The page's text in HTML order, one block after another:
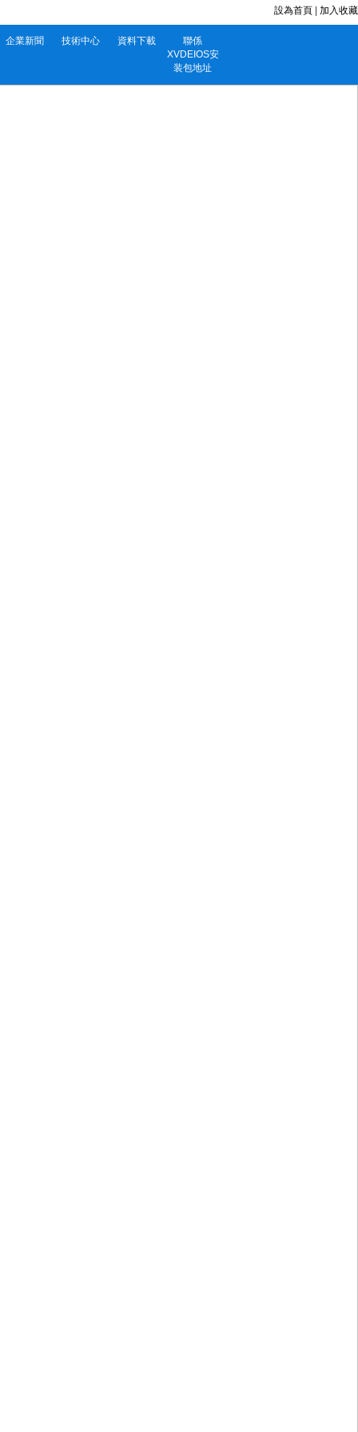
設為首頁 加入收藏
企業新聞 技術中心 資料下載
聯係
XVDEIOS安
装包地址